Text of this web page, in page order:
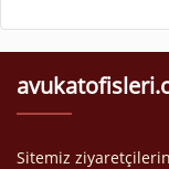
Sitemiz